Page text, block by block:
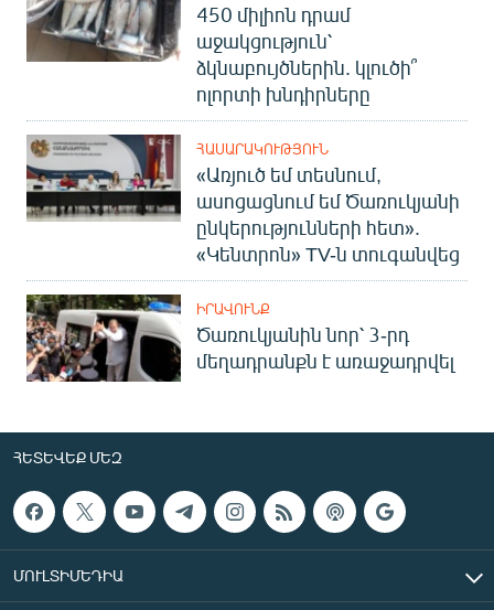
450 միլիոն դրամ
աջակցություն՝
ձկնաբույծներին. կլուծի՞
ոլորտի խնդիրները
ՀԱՍԱՐԱԿՈՒԹՅՈՒՆ
«Առյուծ եմ տեսնում,
ասոցացնում եմ Ծառուկյանի
ընկերությունների հետ».
«Կենտրոն» TV-ն տուգանվեց
ԻՐԱՎՈՒՆՔ
Ծառուկյանին նոր՝ 3-րդ
մեղադրանքն է առաջադրվել
ՀԵՏԵՎԵՔ ՄԵԶ
ՄՈՒԼՏԻՄԵԴԻԱ